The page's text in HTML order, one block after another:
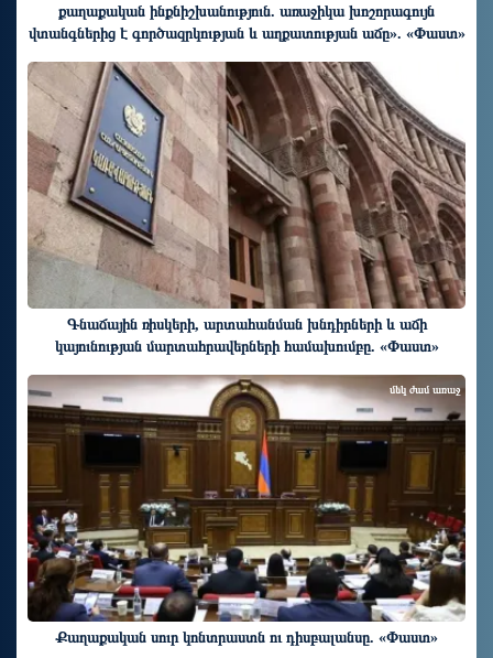
քաղաքական ինքնիշխանություն. առաջիկա խոշորագույն
վտանգներից է գործազրկության և աղքատության աճը». «Փաստ»
Գնաճային ռիսկերի, արտահանման խնդիրների և աճի
կայունության մարտահրավերների համախումբը. «Փաստ»
Քաղաքական սուր կոնտրաստն ու դիսբալանսը. «Փաստ»
մեկ ժամ առաջ